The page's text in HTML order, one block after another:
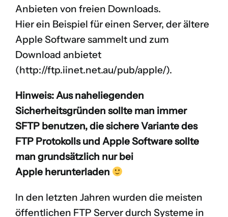
Anbieten von freien Downloads.
Hier ein Beispiel für einen Server, der ältere
Apple Software sammelt und zum
Download anbietet
(http://ftp.iinet.net.au/pub/apple/).
Hinweis: Aus naheliegenden
Sicherheitsgründen sollte man immer
SFTP benutzen, die sichere Variante des
FTP Protokolls und Apple Software sollte
man grundsätzlich nur bei
Apple herunterladen
In den letzten Jahren wurden die meisten
öffentlichen FTP Server durch Systeme in